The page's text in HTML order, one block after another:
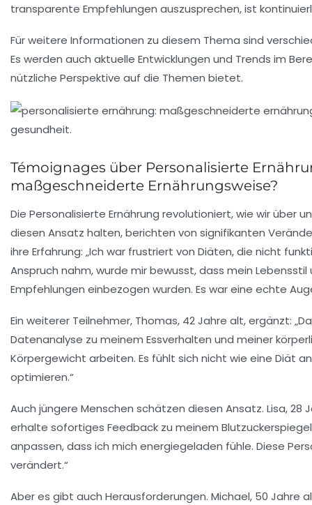
transparente Empfehlungen auszusprechen, ist
Für weitere Informationen zu diesem Thema sind
Es werden auch aktuelle Entwicklungen und Trends im
nützliche Perspektive auf die Themen bietet.
Témoignages über Personalisierte
maßgeschneiderte Ernährungsweise?
Die Personalisierte Ernährung revolutioniert, wie wir über
diesen Ansatz halten, berichten von signifikanten
ihre Erfahrung: „Ich war frustriert von Diäten, die nicht
Anspruch nahm, wurde mir bewusst, dass mein Lebensstil
Empfehlungen einbezogen wurden. Es war eine echte
Ein weiterer Teilnehmer, Thomas, 42 Jahre alt, ergänzt:
Datenanalyse zu meinem Essverhalten und meiner
Körpergewicht arbeiten. Es fühlt sich nicht wie eine Diät
optimieren.“
Auch jüngere Menschen schätzen diesen Ansatz. Lisa, 28
erhalte sofortiges Feedback zu meinem
anpassen, dass ich mich energiegeladen fühle. Diese
verändert.“
Aber es gibt auch Herausforderungen. Michael, 50 Jahre